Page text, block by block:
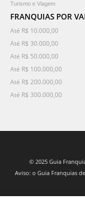
Turismo e Viagem
FRANQUIAS POR
Até R$ 10.000,00
Até R$ 30.000,00
Até R$ 50.000,00
Até R$ 100.000,00
Até R$ 200.000,00
Até R$ 300.000,00
© 2025 Guia
Aviso: o Guia Franquias